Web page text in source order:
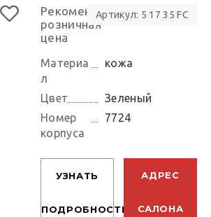
Рекомендуемая
розничная
цена
Артикул: 5 17 35 FC
Материа
л
кожа
Цвет
Зеленый
Номер
корпуса
7724
УЗНАТЬ
ПОДРОБНОСТИ
АДРЕС
САЛОНА